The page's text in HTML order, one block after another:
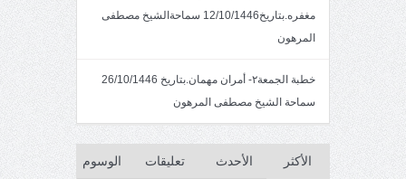
مغفره.بتاريخ12/10/1446 سماحةالشيخ مصطفى
المرهون
خطبة الجمعة٢- أمران مهمان.بتاريخ 26/10/1446
سماحة الشيخ مصطفى المرهون
الأكثر الأحدث تعليقات الوسوم